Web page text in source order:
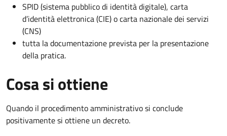
SPID (sistema pubblico di identità digitale), carta
d’identità elettronica (CIE) o carta nazionale dei servizi
(CNS)
tutta la documentazione prevista per la presentazione
della pratica.
Cosa si ottiene
Quando il procedimento amministrativo si conclude
positivamente si ottiene un decreto.